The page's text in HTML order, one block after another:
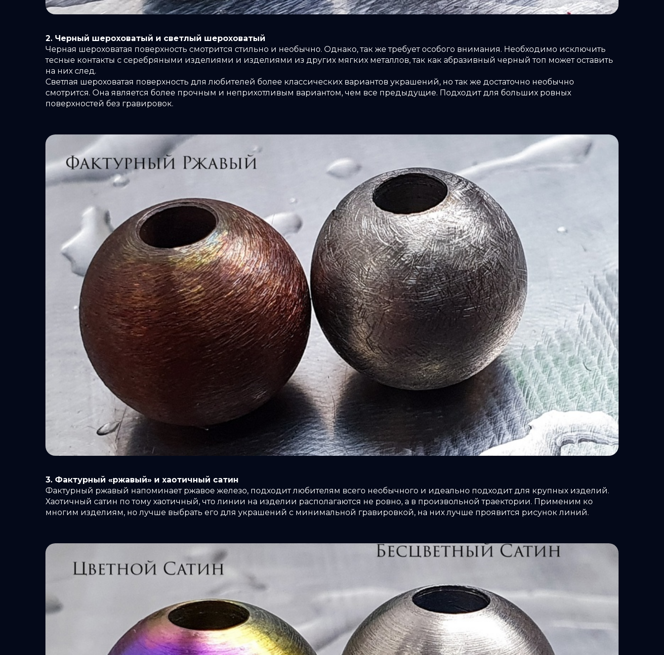
2. Черный шероховатый и светлый шероховатый
Черная шероховатая поверхность смотрится стильно и необычно. Однако, так же требует особого внимания. Необходимо исключить
тесные контакты с серебряными изделиями и изделиями из других мягких металлов, так как абразивный черный топ может оставить
на них след.
Светлая шероховатая поверхность для любителей более классических вариантов украшений, но так же достаточно необычно
смотрится. Она является более прочным и неприхотливым вариантом, чем все предыдущие. Подходит для больших ровных
поверхностей без гравировок.
3. Фактурный «ржавый» и хаотичный сатин
Фактурный ржавый напоминает ржавое железо, подходит любителям всего необычного и идеально подходит для крупных изделий.
Хаотичный сатин по тому хаотичный, что линии на изделии располагаются не ровно, а в произвольной траектории. Применим ко
многим изделиям, но лучше выбрать его для украшений с минимальной гравировкой, на них лучше проявится рисунок линий.